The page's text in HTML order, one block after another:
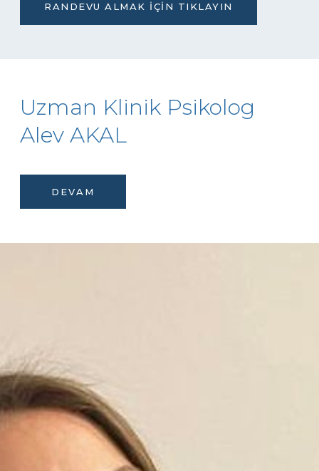
RANDEVU ALMAK İÇIN TIKLAYIN
Uzman Klinik Psikolog
Alev AKAL
DEVAM